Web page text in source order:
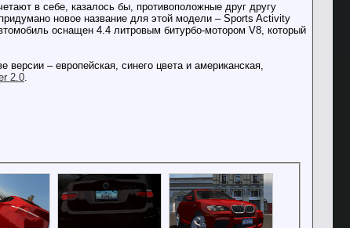
в себе, казалось бы, противоположные друг другу
новое название для этой модели – Sports Activity
оснащен 4.4 литровым битурбо-мотором V8, который
– европейская, синего цвета и американская,
2.0.